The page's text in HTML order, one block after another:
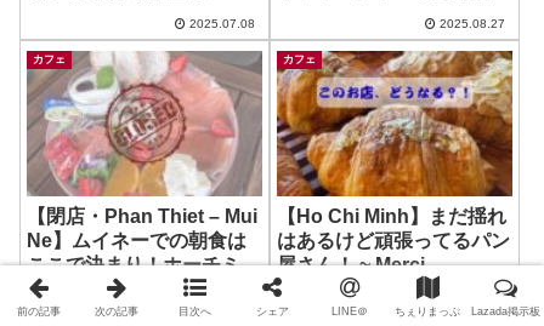
2025.07.08 2025.08.27
カフェ
【閉店・Phan Thiet – Mui
Ne】ムイネーでの朝食は
ここで決まり！ホーチミン
にもほしい！ ~ A Suday
in August
2026.08.02
カフェ
【Ho Chi Minh】まだ揺れ
はあるけど頑張ってるパン
屋さん！ ~ Merci
2025.09.22
前の記事 次の記事 目次へ シェア LINE＠ ちぇりまっぷ Lazada掲示板